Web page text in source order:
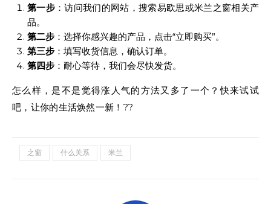
第一步 ：访问我们的网站，搜索易欧思或米兰之窗相关产
品。
第二步 ：选择你感兴趣的产品，点击“立即购买”。
第三步 ：填写收货信息，确认订单。
第四步 ：耐心等待，我们会尽快发货。
怎么样，是不是觉得涨人气的方法又多了一个？快来试试
吧，让你的生活焕然一新！??
之窗 什么关系 米兰